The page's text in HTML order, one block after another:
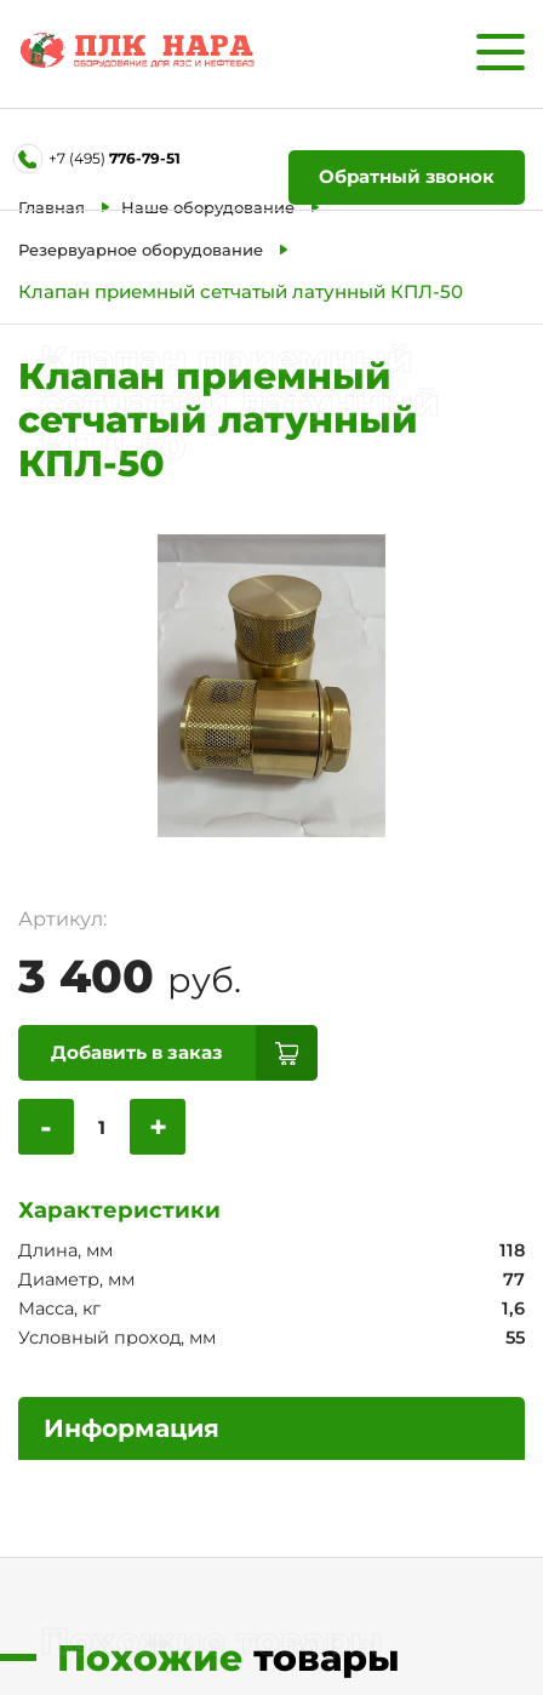
+7 (495) 776-79-51
Обратный звонок
Главная Наше оборудование
Резервуарное оборудование
Клапан приемный сетчатый латунный КПЛ-50
Клапан приемный
сетчатый латунный
КПЛ-50
Клапан приемный
сетчатый латунный
КПЛ-50
Артикул:
3 400 руб.
Добавить в заказ
- +
Характеристики
Длина, мм
118
Диаметр, мм
77
Масса, кг
1,6
Условный проход, мм
55
Информация
Похожие товары
Похожие товары
Форма обратной связи
Ваше имя
Телефон